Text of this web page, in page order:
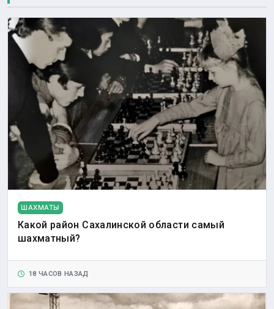
ШАХМАТЫ
Какой район Сахалинской области самый
шахматный?
18 ЧАСОВ НАЗАД